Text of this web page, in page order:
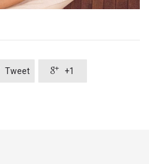
Tweet  +1